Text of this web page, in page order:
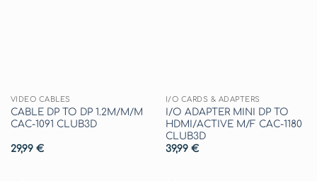
VIDEO CABLES
CABLE DP TO DP 1.2M/M/M
CAC-1091 CLUB3D
29,99 €
I/O CARDS & ADAPTERS
I/O ADAPTER MINI DP TO
HDMI/ACTIVE M/F CAC-1180
CLUB3D
39,99 €